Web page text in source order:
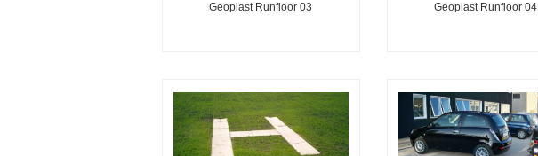
Geoplast Runfloor 03 Geoplast Runfloor 04